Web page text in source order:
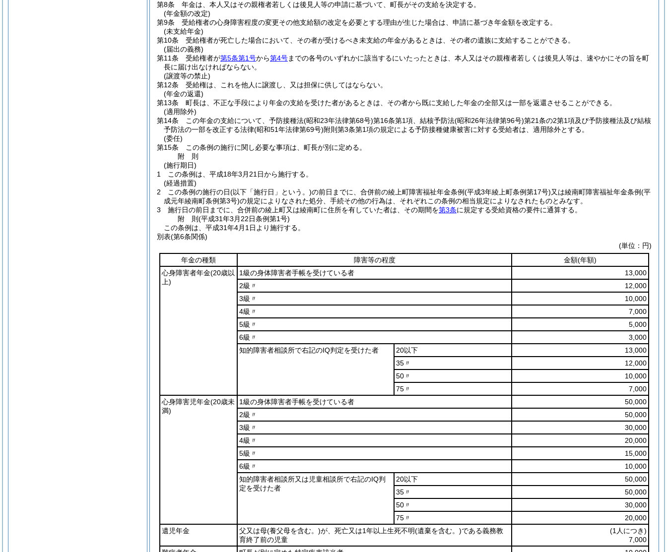
第8条
年金は、本人又はその親権者若しくは後見人等の申請に基づいて、町長がその支給を決定する。
(年金額の改定)
第9条
受給権者の心身障害程度の変更その他支給額の改定を必要とする理由が生じた場合は、申請に基づき年金額を改定する。
(未支給年金)
第10条
受給権者が死亡した場合において、その者が受けるべき未支給の年金があるときは、その者の遺族に支給することができる。
(届出の義務)
第11条
受給権者が第5条第1号から第4号までの各号のいずれかに該当するにいたったときは、本人又はその親権者若しくは後見人等は、速やかにその旨を町
長に届け出なければならない。
(譲渡等の禁止)
第12条
受給権は、これを他人に譲渡し、又は担保に供してはならない。
(年金の返還)
第13条
町長は、不正な手段により年金の支給を受けた者があるときは、その者から既に支給した年金の全部又は一部を返還させることができる。
(適用除外)
第14条
この年金の支給について、予防接種法(昭和23年法律第68号)第16条第1項、結核予防法(昭和26年法律第96号)第21条の2第1項及び予防接種法及び結核
予防法の一部を改正する法律(昭和51年法律第69号)附則第3条第1項の規定による予防接種健康被害に対する受給者は、適用除外とする。
(委任)
第15条
この条例の施行に関し必要な事項は、町長が別に定める。
附 則
(施行期日)
1
この条例は、平成18年3月21日から施行する。
(経過措置)
2
この条例の施行の日(以下「施行日」という。)の前日までに、合併前の綾上町障害福祉年金条例(平成3年綾上町条例第17号)又は綾南町障害福祉年金条例(平
成元年綾南町条例第3号)の規定によりなされた処分、手続その他の行為は、それぞれこの条例の相当規定によりなされたものとみなす。
3
施行日の前日までに、合併前の綾上町又は綾南町に住所を有していた者は、その期間を第3条に規定する受給資格の要件に通算する。
附 則(平成31年3月22日条例第1号)
この条例は、平成31年4月1日より施行する。
別表(第6条関係)
(単位：円)
年金の種類
障害等の程度 金額(年額)
心身障害者年金(20歳以
上)
1級の身体障害者手帳を受けている者
13,000
2級〃
12,000
3級〃
10,000
4級〃
7,000
5級〃
5,000
6級〃
3,000
知的障害者相談所で右記のIQ判定を受けた者
20以下
13,000
35〃
12,000
50〃
10,000
75〃
7,000
心身障害児年金(20歳未
満)
1級の身体障害者手帳を受けている者
50,000
2級〃
50,000
3級〃
30,000
4級〃
20,000
5級〃
15,000
6級〃
10,000
知的障害者相談所又は児童相談所で右記のIQ判
定を受けた者
20以下
50,000
35〃
50,000
50〃
30,000
75〃
20,000
遺児年金
父又は母(養父母を含む。)が、死亡又は1年以上生死不明(遺棄を含む。)である義務教
育終了前の児童
(1人につき)
7,000